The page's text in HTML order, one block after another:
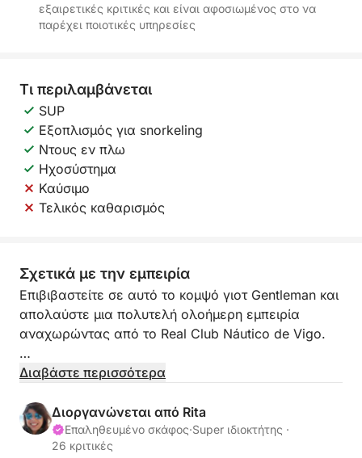
εξαιρετικές κριτικές και είναι αφοσιωμένος στο να
παρέχει ποιοτικές υπηρεσίες
Τι περιλαμβάνεται
SUP
Εξοπλισμός για snorkeling
Ντους εν πλω
Ηχοσύστημα
Καύσιμο
Τελικός καθαρισμός
Σχετικά με την εμπειρία
Επιβιβαστείτε σε αυτό το κομψό γιοτ Gentleman και
απολαύστε μια πολυτελή ολοήμερη εμπειρία
αναχωρώντας από το Real Club Náutico de Vigo.
Πλήρως ανακαινισμένο για να προσφέρει μέγιστη
ανακαλύψετε τα εκπληκτικά τοπία των Rías Baixas
με στυλ. Συνοδευόμενοι από ένα επαγγελματικό
πλήρωμα (καπετάνιο και υποπλοίαρχο), θα
Διαβάστε περισσότερα
Διοργανώνεται από Rita
Επαληθευμένο σκάφος·Super ιδιοκτήτης ·
26 κριτικές